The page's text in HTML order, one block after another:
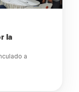
la
a